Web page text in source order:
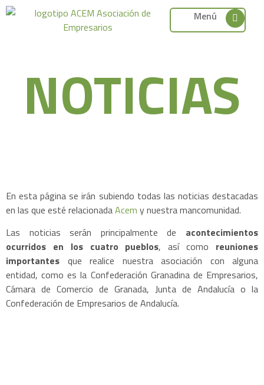
Menú
NOTICIAS
En esta página se irán subiendo todas las noticias destacadas
en las que esté relacionadaAcem y nuestra mancomunidad.
Las noticias serán principalmente de acontecimientos
ocurridos en los cuatro pueblos, así como reuniones
importantes que realice nuestra asociación con alguna
entidad, como es la Confederación Granadina de Empresarios,
Cámara de Comercio de Granada, Junta de Andalucía o la
Confederación de Empresarios de Andalucía.